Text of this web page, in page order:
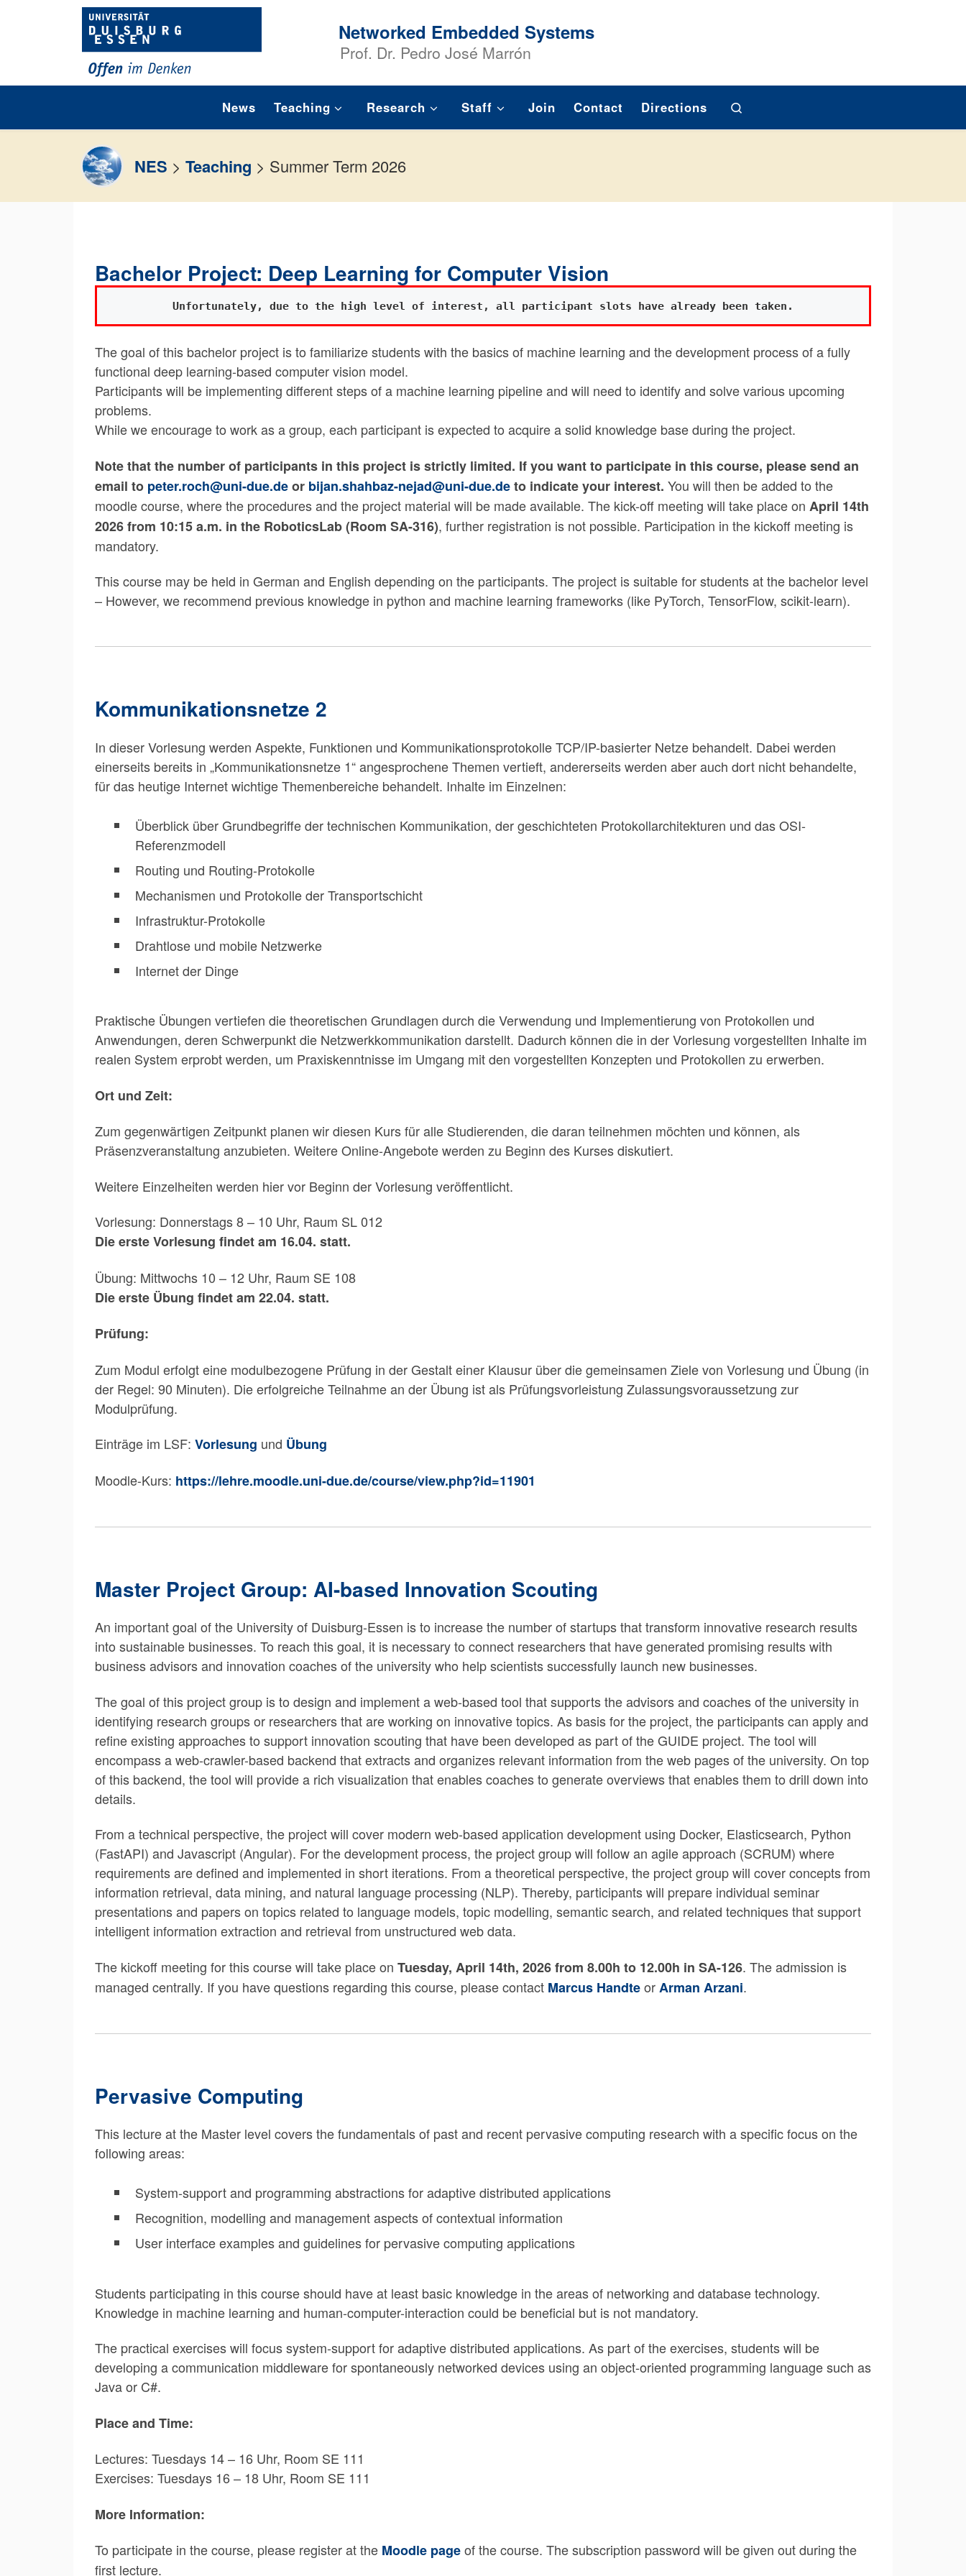
Skip to content Networked Embedded Systems
Prof. Dr. Pedro José Marrón
News Teaching Research Staff Join Contact Directions
NES > Teaching > Summer Term 2026
Bachelor Project: Deep Learning for Computer Vision
Unfortunately, due to the high level of interest, all participant slots have already been taken.
The goal of this bachelor project is to familiarize students with the basics of machine learning and the development process of a fully
functional deep learning-based computer vision model.
Participants will be implementing different steps of a machine learning pipeline and will need to identify and solve various upcoming
problems.
While we encourage to work as a group, each participant is expected to acquire a solid knowledge base during the project.
Note that the number of participants in this project is strictly limited. If you want to participate in this course, please send an
email to peter.roch@uni-due.deor bijan.shahbaz-nejad@uni-due.deto indicate your interest. You will then be added to the
moodle course, where the procedures and the project material will be made available. The kick-off meeting will take place on April 14th
2026 from 10:15 a.m. in the RoboticsLab (Room SA-316), further registration is not possible. Participation in the kickoff meeting is
mandatory.
This course may be held in German and English depending on the participants. The project is suitable for students at the bachelor level
– However, we recommend previous knowledge in python and machine learning frameworks (like PyTorch, TensorFlow, scikit-learn).
Kommunikationsnetze 2
In dieser Vorlesung werden Aspekte, Funktionen und Kommunikationsprotokolle TCP/IP-basierter Netze behandelt. Dabei werden
einerseits bereits in „Kommunikationsnetze 1“ angesprochene Themen vertieft, andererseits werden aber auch dort nicht behandelte,
für das heutige Internet wichtige Themenbereiche behandelt. Inhalte im Einzelnen:
Überblick über Grundbegriffe der technischen Kommunikation, der geschichteten Protokollarchitekturen und das OSI-
Referenzmodell
Routing und Routing-Protokolle
Mechanismen und Protokolle der Transportschicht
Infrastruktur-Protokolle
Drahtlose und mobile Netzwerke
Internet der Dinge
Praktische Übungen vertiefen die theoretischen Grundlagen durch die Verwendung und Implementierung von Protokollen und
Anwendungen, deren Schwerpunkt die Netzwerkkommunikation darstellt. Dadurch können die in der Vorlesung vorgestellten Inhalte im
realen System erprobt werden, um Praxiskenntnisse im Umgang mit den vorgestellten Konzepten und Protokollen zu erwerben.
Ort und Zeit:
Zum gegenwärtigen Zeitpunkt planen wir diesen Kurs für alle Studierenden, die daran teilnehmen möchten und können, als
Präsenzveranstaltung anzubieten. Weitere Online-Angebote werden zu Beginn des Kurses diskutiert.
Weitere Einzelheiten werden hier vor Beginn der Vorlesung veröffentlicht.
Vorlesung: Donnerstags 8 – 10 Uhr, Raum SL 012
Die erste Vorlesung findet am 16.04. statt.
Übung: Mittwochs 10 – 12 Uhr, Raum SE 108
Die erste Übung findet am 22.04. statt.
Prüfung:
Zum Modul erfolgt eine modulbezogene Prüfung in der Gestalt einer Klausur über die gemeinsamen Ziele von Vorlesung und Übung (in
der Regel: 90 Minuten). Die erfolgreiche Teilnahme an der Übung ist als Prüfungsvorleistung Zulassungsvoraussetzung zur
Modulprüfung.
Einträge im LSF: Vorlesung und Übung
Moodle-Kurs: https://lehre.moodle.uni-due.de/course/view.php?id=11901
Master Project Group: AI-based Innovation Scouting
An important goal of the University of Duisburg-Essen is to increase the number of startups that transform innovative research results
into sustainable businesses. To reach this goal, it is necessary to connect researchers that have generated promising results with
business advisors and innovation coaches of the university who help scientists successfully launch new businesses.
The goal of this project group is to design and implement a web-based tool that supports the advisors and coaches of the university in
identifying research groups or researchers that are working on innovative topics. As basis for the project, the participants can apply and
refine existing approaches to support innovation scouting that have been developed as part of the GUIDE project. The tool will
encompass a web-crawler-based backend that extracts and organizes relevant information from the web pages of the university. On top
of this backend, the tool will provide a rich visualization that enables coaches to generate overviews that enables them to drill down into
details.
From a technical perspective, the project will cover modern web-based application development using Docker, Elasticsearch, Python
(FastAPI) and Javascript (Angular). For the development process, the project group will follow an agile approach (SCRUM) where
requirements are defined and implemented in short iterations. From a theoretical perspective, the project group will cover concepts from
information retrieval, data mining, and natural language processing (NLP). Thereby, participants will prepare individual seminar
presentations and papers on topics related to language models, topic modelling, semantic search, and related techniques that support
intelligent information extraction and retrieval from unstructured web data.
The kickoff meeting for this course will take place on Tuesday, April 14th, 2026 from 8.00h to 12.00h in SA-126. The admission is
managed centrally. If you have questions regarding this course, please contact Marcus HandteorArman Arzani.
Pervasive Computing
This lecture at the Master level covers the fundamentals of past and recent pervasive computing research with a specific focus on the
following areas:
System-support and programming abstractions for adaptive distributed applications
Recognition, modelling and management aspects of contextual information
User interface examples and guidelines for pervasive computing applications
Students participating in this course should have at least basic knowledge in the areas of networking and database technology.
Knowledge in machine learning and human-computer-interaction could be beneficial but is not mandatory.
The practical exercises will focus system-support for adaptive distributed applications. As part of the exercises, students will be
developing a communication middleware for spontaneously networked devices using an object-oriented programming language such as
Java or C#.
Place and Time:
Lectures: Tuesdays 14 – 16 Uhr, Room SE 111
Exercises: Tuesdays 16 – 18 Uhr, Room SE 111
More Information:
To participate in the course, please register at the Moodle pageof the course. The subscription password will be given out during the
first lecture.